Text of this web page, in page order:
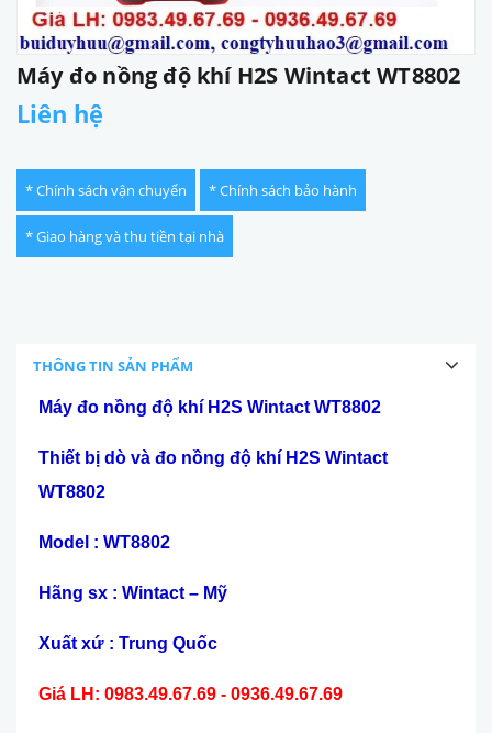
Máy đo nồng độ khí H2S Wintact WT8802
Liên hệ
* Chính sách vận chuyển * Chính sách bảo hành
* Giao hàng và thu tiền tại nhà
THÔNG TIN SẢN PHẨM
Máy đo nồng độ khí H2S Wintact WT8802
Thiết bị dò và đo nồng độ khí H2S Wintact
WT8802
Model : WT8802
Hãng sx : Wintact – Mỹ
Xuất xư ́ : Trung Quốc
Giá LH: 0983.49.67.69 - 0936.49.67.69